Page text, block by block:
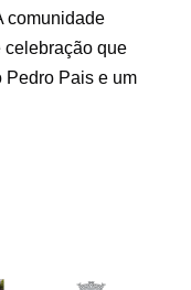
comunidade
celebração que
Pedro Pais e um